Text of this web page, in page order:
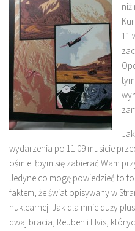
niż
11
wydarzenia po 11.09 musicie
ośmieliłbym się zabierać Wam
Jedyne co mogę powiedzieć to
faktem, że świat opisywany w
nuklearnej. Jak dla mnie duży
dwaj bracia, Reuben i Elvis,